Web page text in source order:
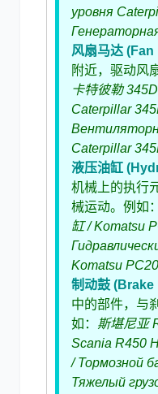
уровня
风扇马达 (Fan
附近，驱动风
卡特彼勒
Caterpillar
Caterpillar
液压油缸
机械上的执行
械运动。例如：
缸 / Komatsu
Komatsu
制动鼓 (Brake
中的部件，与
如： 斯堪尼亚
Scania R450
/ Тормозной
Тяжелый